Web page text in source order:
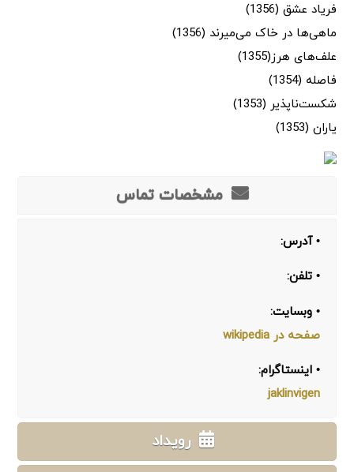
فریاد عشق (1356)
ماهی‌ها در خاک می‌میرند (1356)
علف‌های هرز(1355)
فاصله (1354)
شکست‌ناپذیر (1353)
یاران (1353)
مشخصات تماس
• آدرس:
• تلفن:
• وبسایت:
صفحه در wikipedia
• اینستاگرام:
jaklinvigen
رویداد